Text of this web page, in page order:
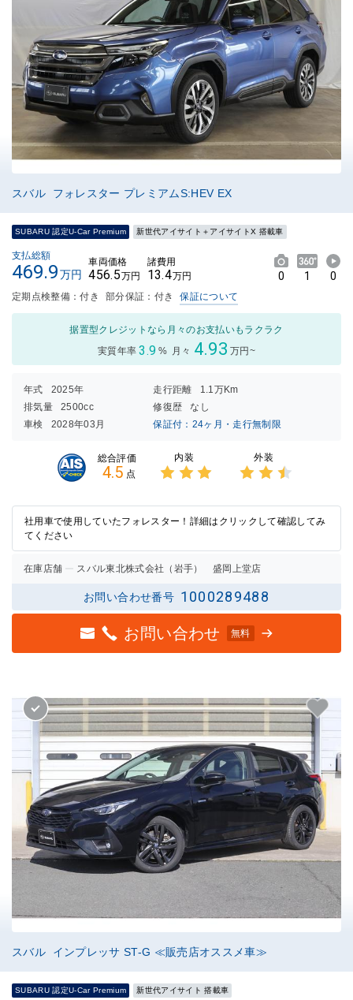
スバル フォレスター プレミアムS:HEV EX
SUBARU 認定U-Car Premium 新世代アイサイト＋アイサイトX 搭載車
支払総額
469.9万円
車両価格
456.5万円
諸費用
13.4万円 0 1 0
定期点検整備：付き 部分保証：付き 保証について
据置型クレジットなら月々のお支払いもラクラク
実質年率 3.9 % 月々 4.93 万円~
年式 2025年 走行距離
1.1万Km
排気量
2500cc 修復歴
なし
車検
2028年03月 保証付：24ヶ月・走行無制限
総合評価
4.5 点
内装
3点の
評価
外装
2.5点
の評価
社用車で使用していたフォレスター！詳細はクリックして確認してみ
てください
在庫店舗 スバル東北株式会社（岩手） 盛岡上堂店
お問い合わせ番号 1000289488
お問い合わせ 無料
スバル インプレッサ ST-G ≪販売店オススメ車≫
SUBARU 認定U-Car Premium 新世代アイサイト 搭載車